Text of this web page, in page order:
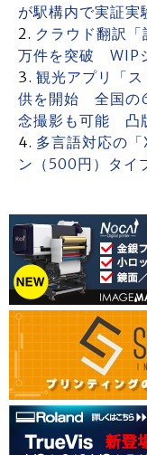
が駅構内で実証
クラウド翻訳
万件を突破 WIP
観光アプリ「
供を開始 全国の
念撮影も可能 凸
多言語対応の
ン（500円）タイ